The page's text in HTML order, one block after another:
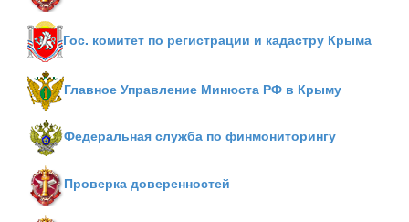
Гос. комитет по регистрации и кадастру Крыма
Главное Управление Минюста РФ в Крыму
Федеральная служба по финмониторингу
Проверка доверенностей